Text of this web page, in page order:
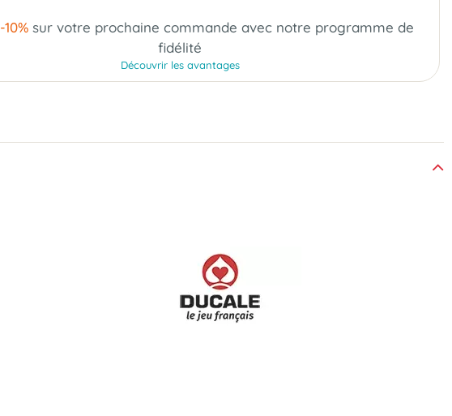
-10%sur votre prochaine commande avec notre programme de
fidélité
Découvrir les avantages